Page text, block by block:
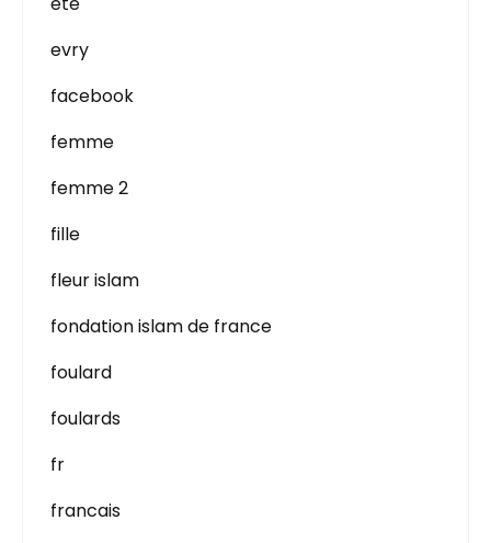
evry
facebook
femme
femme 2
fille
fleur islam
fondation islam de france
foulard
foulards
fr
francais